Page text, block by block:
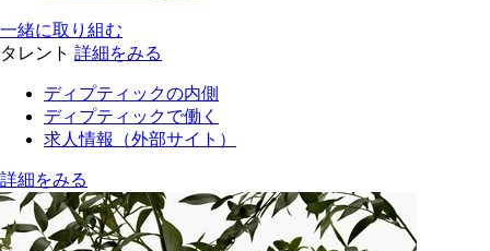
一緒に取り組む
タレント 詳細をみる
ディプティックの内側
ディプティックで働く
求人情報（外部サイト）
詳細をみる